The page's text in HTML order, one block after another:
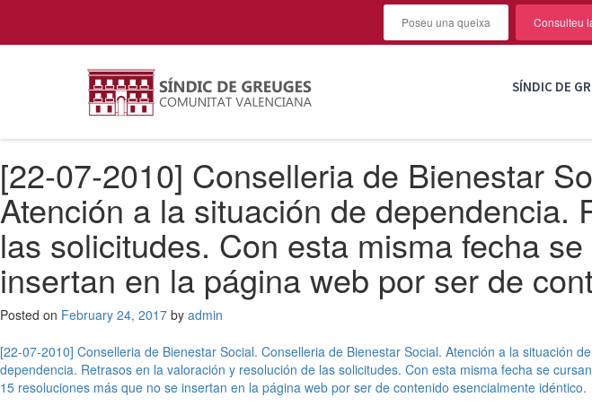
Poseu una queixa Consulteu
SÍNDIC DE
[22-07-2010] Conselleria de Bienestar
Atención a la situación de
las solicitudes. Con esta misma fecha
insertan en la página web por ser de
Posted on February 24, 2017 by admin
Post
navigation
[22-07-2010] Conselleria de Bienestar Social. Conselleria de Bienestar Social. Atención a la situación de
dependencia. Retrasos en la valoración y resolución de las solicitudes. Con esta misma fecha se cursan
15 resoluciones más que no se insertan en la página web por ser de contenido esencialmente idéntico.